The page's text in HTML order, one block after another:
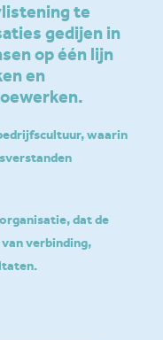
te
gedijen in
op één lijn
en
waarin
dat de
verbinding,